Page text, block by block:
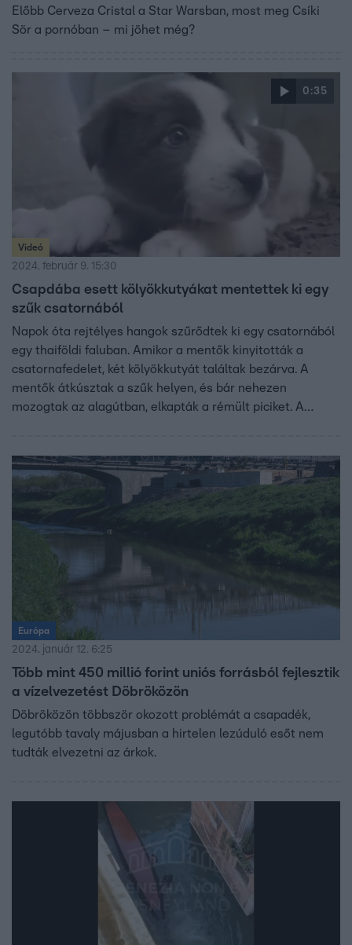
Előbb Cerveza Cristal a Star Warsban, most meg Csíki
Sör a pornóban – mi jöhet még?
0:35
Videó
2024. február 9. 15:30
Csapdába esett kölyökkutyákat mentettek ki egy
szűk csatornából
Napok óta rejtélyes hangok szűrődtek ki egy csatornából
egy thaiföldi faluban. Amikor a mentők kinyitották a
csatornafedelet, két kölyökkutyát találtak bezárva. A
mentők átkúsztak a szűk helyen, és bár nehezen
mozogtak az alagútban, elkapták a rémült piciket. A
estek a mélybe.
Európa
2024. január 12. 6:25
Több mint 450 millió forint uniós forrásból fejlesztik
a vízelvezetést Döbröközön
Döbröközön többször okozott problémát a csapadék,
legutóbb tavaly májusban a hirtelen lezúduló esőt nem
tudták elvezetni az árkok.